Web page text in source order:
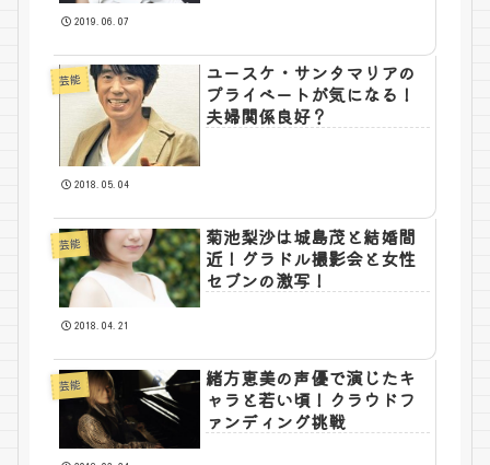
2019.06.07
芸能
ユースケ・サンタマリアの
プライベートが気になる！
夫婦関係良好？
2018.05.04
芸能
菊池梨沙は城島茂と結婚間
近！グラドル撮影会と女性
セブンの激写！
2018.04.21
芸能
緒方恵美の声優で演じたキ
ャラと若い頃！クラウドフ
ァンディング挑戦